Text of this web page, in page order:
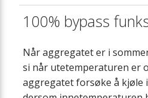
100% bypass
Når aggregatet er i
si når utetemperaturen er
aggregatet forsøke å kjøle